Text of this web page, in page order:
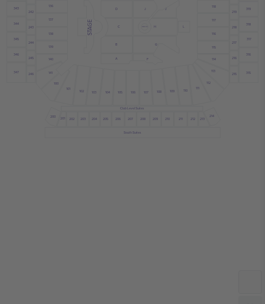
L
F
G
H
D
C
B
A
103 104 105 106 107 108 109 110
111
112
113
114
115
116
117
118
204 205 206 207 208 209 210 211 212 213
214
215
216
217
218
219
315
316
317
318
319
Club Level Suites
South Suites
100
101
102
136
137
138
139
140
141
242
243
244
245
246
343
344
345
346
347
200 201 202 203
STAGE B STAGE